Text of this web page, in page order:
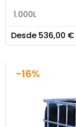
1.000L
Desde 536,00 €
-16%